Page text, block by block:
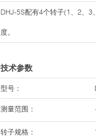
DHJ-5S配有4个转子(1、2、
度。
技术参数
型号：
测量范围：
转子规格：